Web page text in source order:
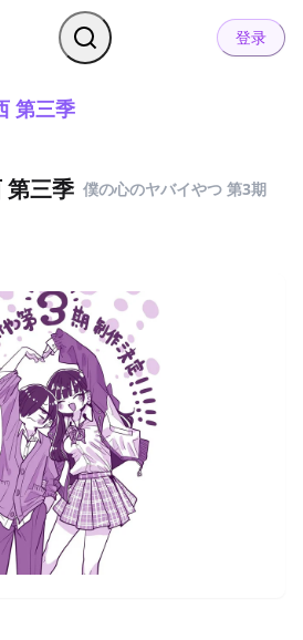
登录
第三季
第三季 僕の心のヤバイやつ 第3期